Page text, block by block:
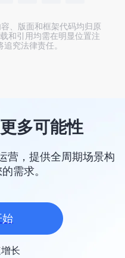
、版面和框架代码均归原
和引用均需在明显位置注
究法律责任。
多可能性
营，提供全周期场景构
需求。
始
长